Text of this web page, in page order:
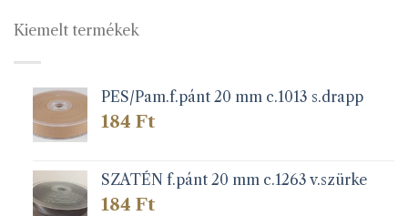
Kiemelt termékek
PES/Pam.f.pánt 20 mm c.1013 s.drapp
184 Ft
SZATÉN f.pánt 20 mm c.1263 v.szürke
184 Ft